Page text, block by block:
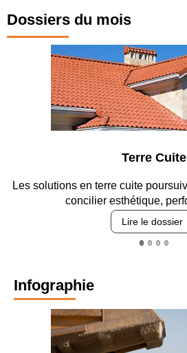
Dossiers du mois
Terre Cuite
Les solutions en terre cuite
concilier esthétique,
Lire le dossier
Infographie